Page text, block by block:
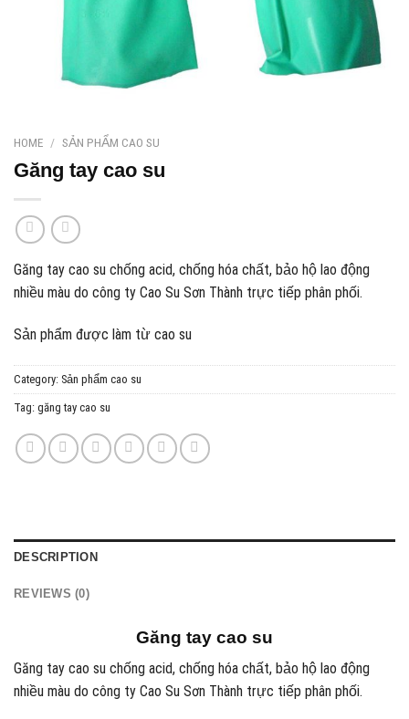
HOME / SẢN PHẨM CAO SU
Găng tay cao su
Găng tay cao su chống acid, chống hóa chất, bảo hộ lao động
nhiều màu do công ty Cao Su Sơn Thành trực tiếp phân phối.
Sản phẩm được làm từ cao su
Category: Sản phẩm cao su
Tag: găng tay cao su
DESCRIPTION
REVIEWS (0)
Găng tay cao su
Găng tay cao su chống acid, chống hóa chất, bảo hộ lao động
nhiều màu do công ty Cao Su Sơn Thành trực tiếp phân phối.